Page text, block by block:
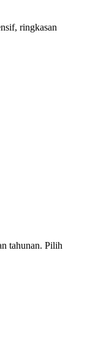
ringkasan
tahunan. Pilih